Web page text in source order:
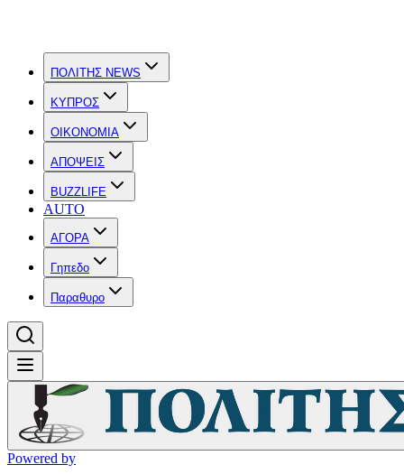
ΠΟΛΙΤΗΣ NEWS
ΚΥΠΡΟΣ
OIKONOMIA
ΑΠΟΨΕΙΣ
BUZZLIFE
AUTO
ΑΓΟΡΑ
Γηπεδο
Παραθυρο
Powered by